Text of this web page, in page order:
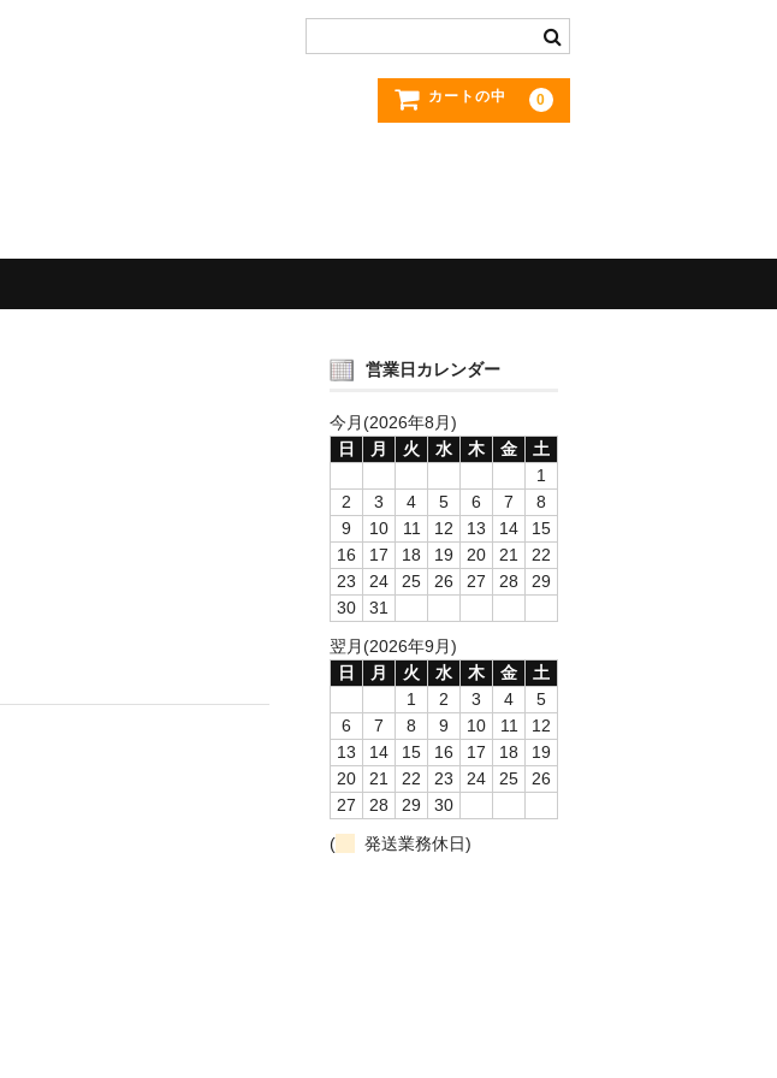
カートの中 0
営業日カレンダー
今月(2026年8月)
日
月 火 水 木 金
土
1
2
3 4 5 6 7
8
9
10 11 12 13 14
15
16
17 18 19 20 21
22
23
24 25 26 27 28
29
30
31
翌月(2026年9月)
日
月 火 水 木 金
土
1
2 3 4
5
6
7 8 9 10 11
12
13
14 15 16 17 18
19
20
21 22 23 24 25
26
27
28 29
30
(
発送業務休日)